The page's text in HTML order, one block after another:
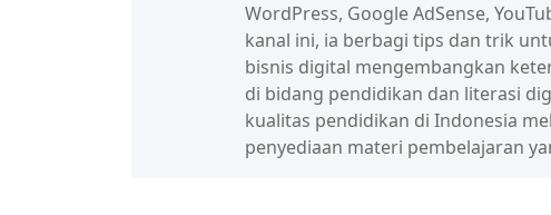
WordPress, Google AdSense,
kanal ini, ia berbagi tips dan trik
bisnis digital mengembangkan
di bidang pendidikan dan literasi
kualitas pendidikan di Indonesia
penyediaan materi pembelajaran